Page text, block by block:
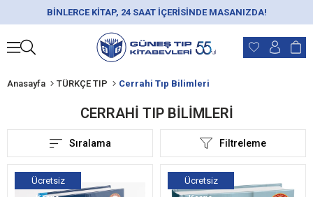
BİNLERCE KİTAP, 24 SAAT İÇERİSİNDE MASANIZDA!
Anasayfa TÜRKÇE TIP Cerrahi Tıp Bilimleri
CERRAHI TIP BILIMLERI
Filtreleme
Sıralama
Ücretsiz
Ücretsiz